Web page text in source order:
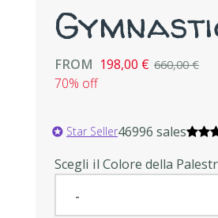
FROM 198,00 € 660,00 €
70% off
Star Seller46996 sales
Scegli il Colore della